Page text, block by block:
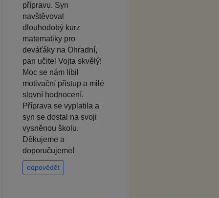
přípravu. Syn
navštěvoval
dlouhodobý kurz
matematiky pro
deváťáky na Ohradní,
pan učitel Vojta skvělý!
Moc se nám líbil
motivační přístup a milé
slovní hodnocení.
Příprava se vyplatila a
syn se dostal na svoji
vysněnou školu.
Děkujeme a
doporučujeme!
odpovědět